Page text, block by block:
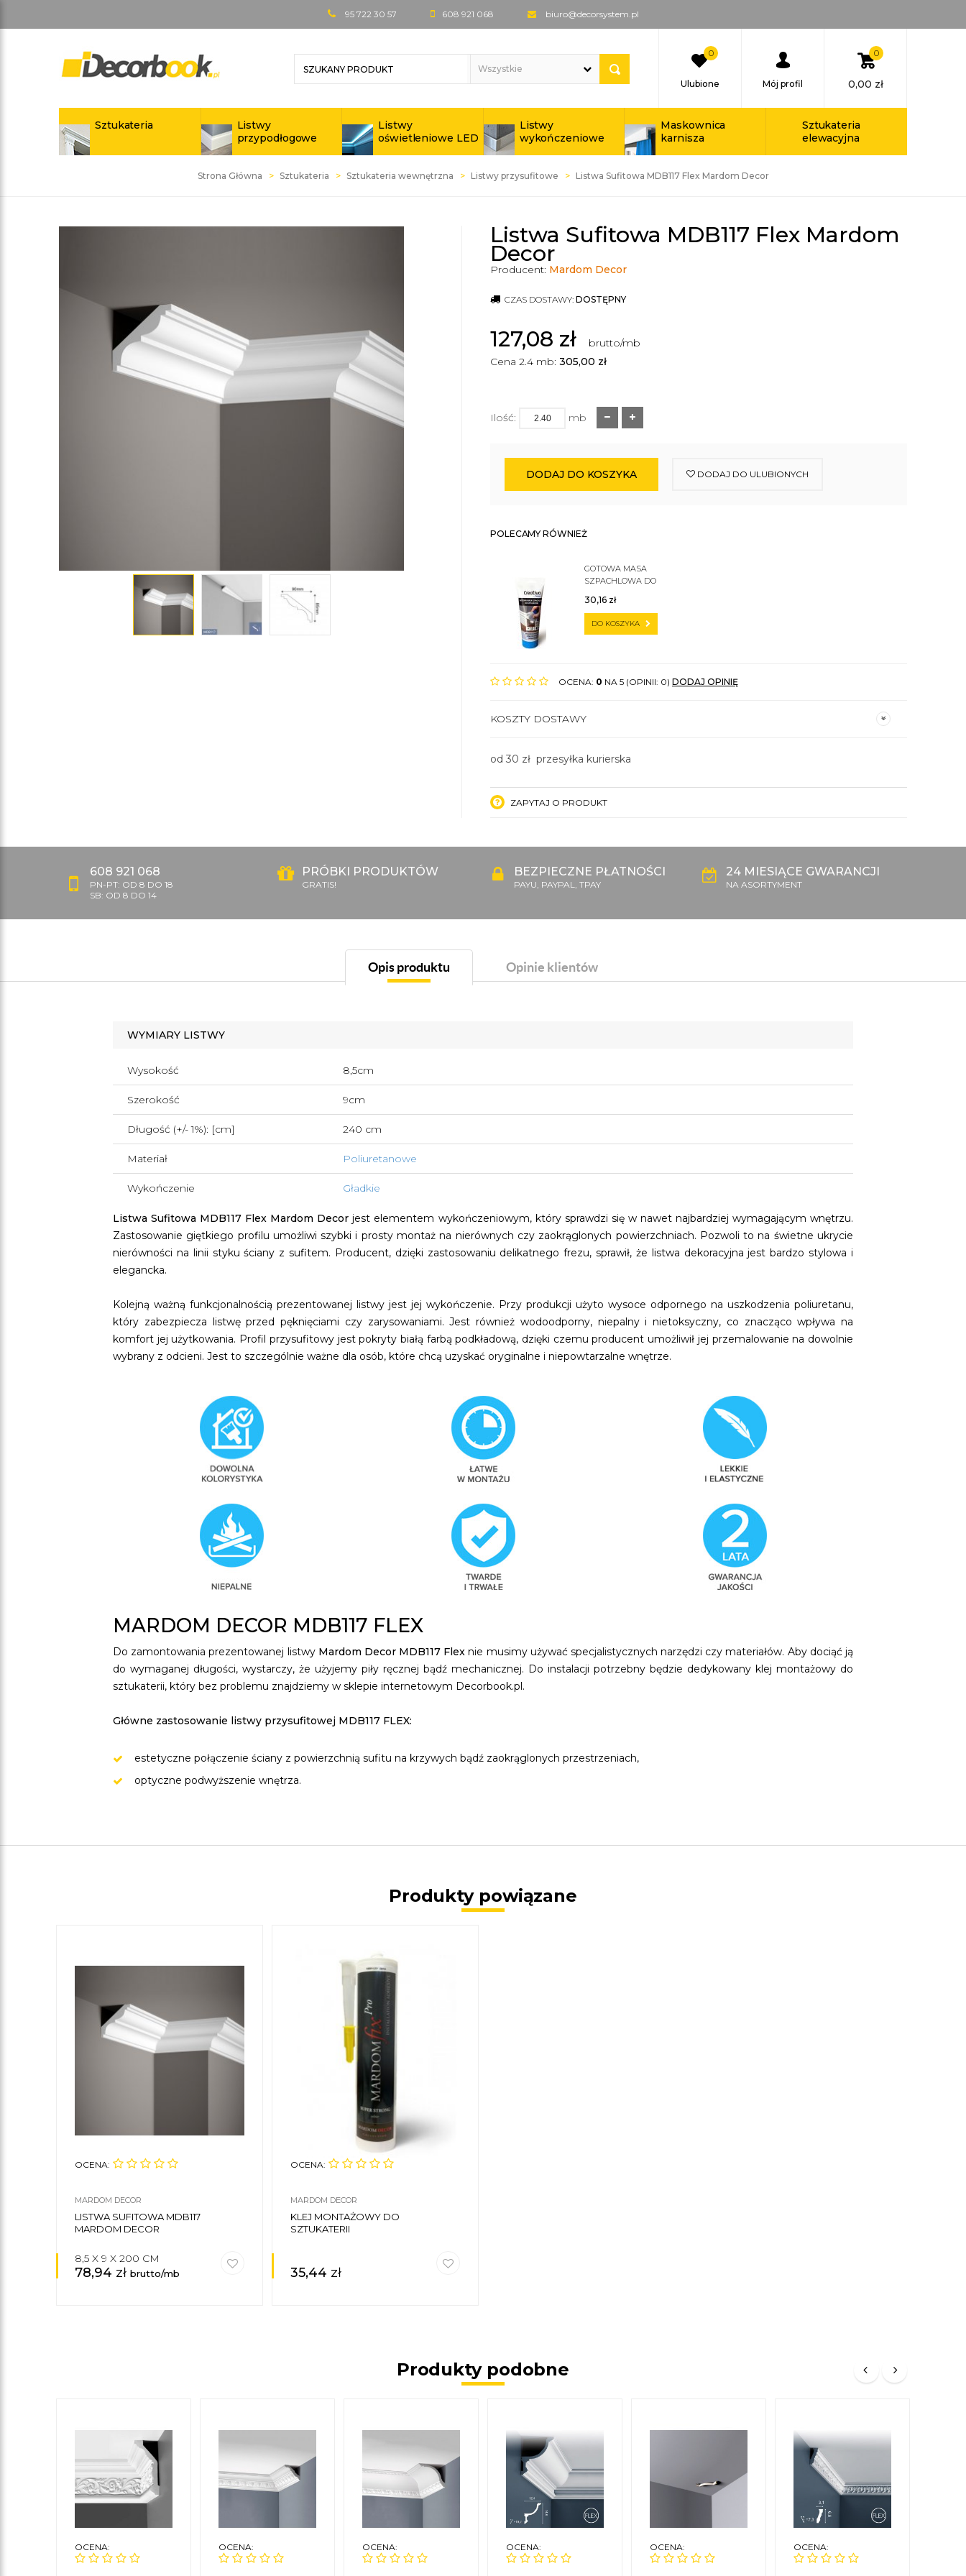
95 722 30 57 608 921 068 biuro@decorsystem.pl
0
Ulubione Mój profil
0
0,00 zł
Sztukateria
Listwy
przypodłogowe
Listwy
oświetleniowe LED
Listwy
wykończeniowe
Maskownica
karnisza
Sztukateria
elewacyjna
Strona Główna Sztukateria Sztukateria wewnętrzna Listwy przysufitowe Listwa Sufitowa MDB117 Flex Mardom Decor
Listwa Sufitowa MDB117 Flex Mardom
Decor
Producent: Mardom Decor
CZAS DOSTAWY: DOSTĘPNY
127,08 zł
brutto/mb
Cena 2.4 mb: 305,00 zł
Ilość: mb
DODAJ DO KOSZYKA DODAJ DO ULUBIONYCH
POLECAMY RÓWNIEŻ
GOTOWA MASA
SZPACHLOWA DO
30,16 zł
DO KOSZYKA
OCENA: 0 NA 5 (OPINII: 0) DODAJ OPINIĘ
KOSZTY DOSTAWY
od 30 zł przesyłka kurierska
ZAPYTAJ O PRODUKT
608 921 068
PN-PT: OD 8 DO 18
SB: OD 8 DO 14
PRÓBKI PRODUKTÓW
GRATIS!
BEZPIECZNE PŁATNOŚCI
PAYU, PAYPAL, TPAY
24 MIESIĄCE GWARANCJI
NA ASORTYMENT
Opis produktu Opinie klientów
WYMIARY LISTWY
Wysokość 8,5cm
Szerokość 9cm
Długość (+/- 1%): [cm] 240 cm
Materiał Poliuretanowe
Wykończenie Gładkie
Listwa Sufitowa MDB117 Flex Mardom Decor jest elementem wykończeniowym, który sprawdzi się w nawet najbardziej wymagającym wnętrzu.
Zastosowanie giętkiego profilu umożliwi szybki i prosty montaż na nierównych czy zaokrąglonych powierzchniach. Pozwoli to na świetne ukrycie
nierówności na linii styku ściany z sufitem. Producent, dzięki zastosowaniu delikatnego frezu, sprawił, że listwa dekoracyjna jest bardzo stylowa i
elegancka.
Kolejną ważną funkcjonalnością prezentowanej listwy jest jej wykończenie. Przy produkcji użyto wysoce odpornego na uszkodzenia poliuretanu,
który zabezpiecza listwę przed pęknięciami czy zarysowaniami. Jest również wodoodporny, niepalny i nietoksyczny, co znacząco wpływa na
komfort jej użytkowania. Profil przysufitowy jest pokryty białą farbą podkładową, dzięki czemu producent umożliwił jej przemalowanie na dowolnie
wybrany z odcieni. Jest to szczególnie ważne dla osób, które chcą uzyskać oryginalne i niepowtarzalne wnętrze.
MARDOM DECOR MDB117 FLEX
Do zamontowania prezentowanej listwy Mardom Decor MDB117 Flexnie musimy używać specjalistycznych narzędzi czy materiałów. Aby dociąć ją
do wymaganej długości, wystarczy, że użyjemy piły ręcznej bądź mechanicznej. Do instalacji potrzebny będzie dedykowany klej montażowy do
sztukaterii, który bez problemu znajdziemy w sklepie internetowym Decorbook.pl.
Główne zastosowanie listwy przysufitowej MDB117 FLEX:
estetyczne połączenie ściany z powierzchnią sufitu na krzywych bądź zaokrąglonych przestrzeniach,
optyczne podwyższenie wnętrza.
Produkty powiązane
OCENA:
MARDOM DECOR
LISTWA SUFITOWA MDB117
MARDOM DECOR
8,5 X 9 X 200 CM
78,94 zł brutto/mb
OCENA:
MARDOM DECOR
KLEJ MONTAŻOWY DO
SZTUKATERII
35,44 zł
Produkty podobne
OCENA: OCENA: OCENA: OCENA: OCENA: OCENA: